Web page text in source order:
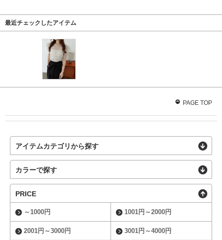
最近チェックしたアイテム
PAGE TOP
アイテムカテゴリから探す
カラーで探す
PRICE
～1000円 1001円～2000円
2001円～3000円 3001円～4000円